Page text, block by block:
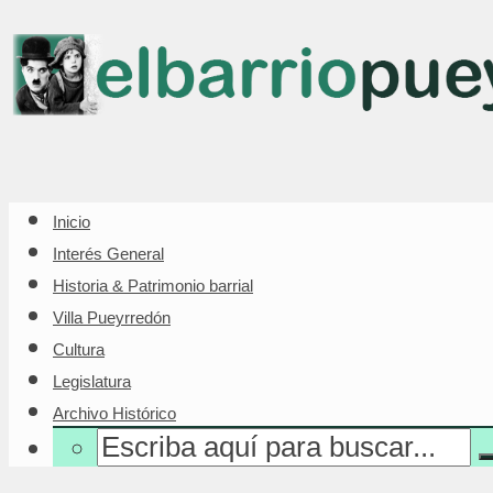
Inicio
Interés General
Historia & Patrimonio barrial
Villa Pueyrredón
Cultura
Legislatura
Archivo Histórico